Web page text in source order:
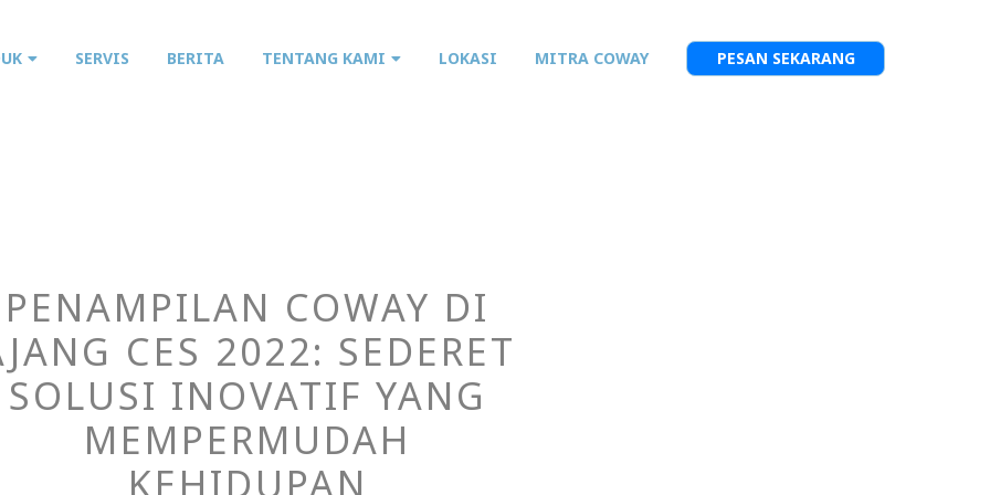
SERVIS BERITA TENTANG KAMI LOKASI MITRA COWAY PESAN SEKARANG
PENAMPILAN COWAY DI
CES 2022: SEDERET
SOLUSI INOVATIF YANG
MEMPERMUDAH
KEHIDUPAN